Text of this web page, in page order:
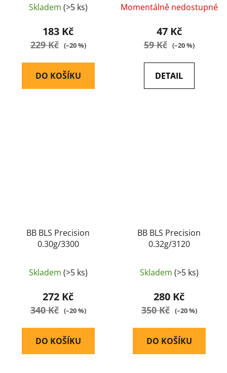
Skladem (>5 ks)
183 Kč
229 Kč (–20 %)
DO KOŠÍKU
Momentálně nedostupné
47 Kč
59 Kč (–20 %)
DETAIL
BB BLS Precision
0.30g/3300
Skladem (>5 ks)
272 Kč
340 Kč (–20 %)
DO KOŠÍKU
BB BLS Precision
0.32g/3120
Skladem (>5 ks)
280 Kč
350 Kč (–20 %)
DO KOŠÍKU